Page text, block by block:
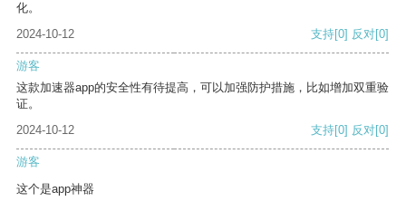
化。
2024-10-12
支持[0] 反对[0]
游客
这款加速器app的安全性有待提高，可以加强防护措施，比如增加双重验
证。
2024-10-12
支持[0] 反对[0]
游客
这个是app神器